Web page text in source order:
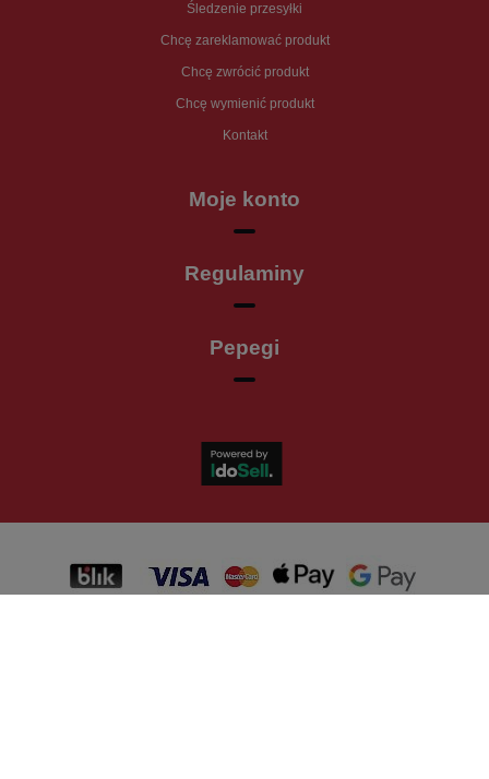
Śledzenie przesyłki
Chcę zareklamować produkt
Chcę zwrócić produkt
Chcę wymienić produkt
Kontakt
Moje konto
Regulaminy
Pepegi